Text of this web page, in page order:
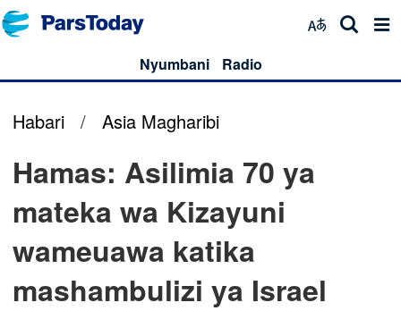
Nyumbani Radio
Habari / Asia Magharibi
Hamas: Asilimia 70 ya
mateka wa Kizayuni
wameuawa katika
mashambulizi ya Israel